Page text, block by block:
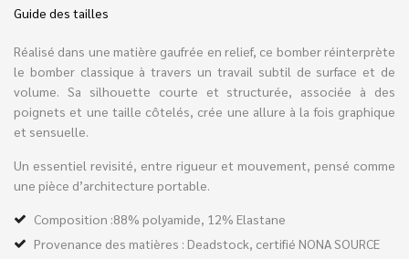
Guide des tailles
Réalisé dans une matière gaufrée en relief, ce bomber réinterprète
le bomber classique à travers un travail subtil de surface et de
volume. Sa silhouette courte et structurée, associée à des
poignets et une taille côtelés, crée une allure à la fois graphique
et sensuelle.
Un essentiel revisité, entre rigueur et mouvement, pensé comme
une pièce d’architecture portable.
Composition :88% polyamide, 12% Elastane
Provenance des matières : Deadstock, certifié NONA SOURCE